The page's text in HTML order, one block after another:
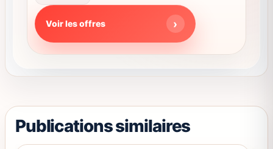
produit
Note
sur 5
Voir les offres
Les
options
peuvent
page
du
produit
Publications similaires